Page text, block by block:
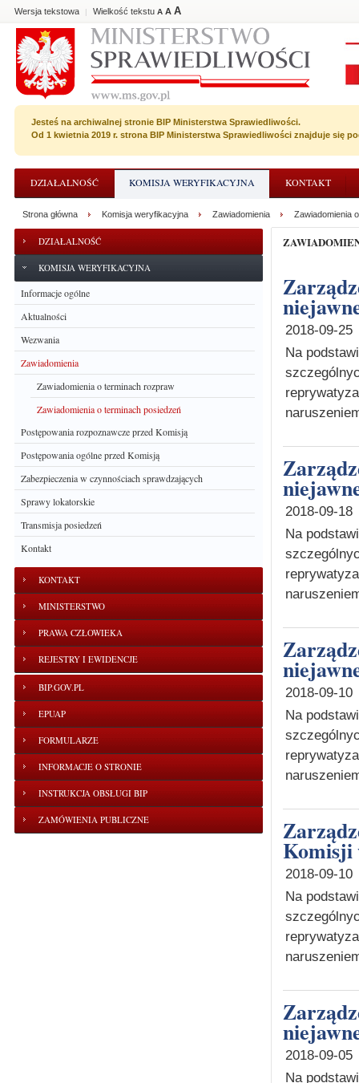
Wersja tekstowa | Wielkość tekstu A A A
Jesteś na archiwalnej stronie BIP Ministerstwa Sprawiedliwości.
Od 1 kwietnia 2019 r. strona BIP Ministerstwa Sprawiedliwości znajduje się
DZIAŁALNOŚĆ KOMISJA WERYFIKACYJNA KONTAKT
DZIAŁALNOŚĆ
KOMISJA WERYFIKACYJNA
Informacje ogólne
Aktualności
Wezwania
Zawiadomienia
Zawiadomienia o terminach rozpraw
Zawiadomienia o terminach posiedzeń
Postępowania rozpoznawcze przed Komisją
Postępowania ogólne przed Komisją
Zabezpieczenia w czynnościach sprawdzających
Sprawy lokatorskie
Transmisja posiedzeń
Kontakt
KONTAKT
MINISTERSTWO
PRAWA CZŁOWIEKA
REJESTRY I EWIDENCJE
BIP.GOV.PL
EPUAP
FORMULARZE
INFORMACJE O STRONIE
INSTRUKCJA OBSŁUGI BIP
ZAMÓWIENIA PUBLICZNE
Strona główna Komisja weryfikacyjna Zawiadomienia Zawiadomienia
Zarządzenie o wyznaczeniu terminu posiedzenia
2018-09-25
Na
Zarządzenie o wyznaczeniu terminu posiedzenia
2018-09-18
Na
Zarządzenie o wyznaczeniu terminu posiedzenia
2018-09-10
Na
Zarządzenie o odwołaniu posiedzenia niejawnego
Komisji
2018-09-10
Na
Zarządzenie o wyznaczeniu terminu posiedzenia
2018-09-05
Na